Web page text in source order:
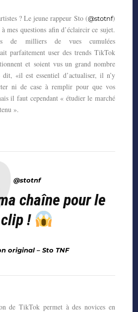
? Le jeune rappeur Sto (@stotnf)
à mesquestions afin d’éclaircir ce sujet.
de milliers de vues cumulées
parfaitement user des trends TikTok
et soient vus un grand nombre
«il est essentiel d’actualiser, il n’y
ni de case à remplir pour que vos
il faut cependant « étudier le marché
».
@stotnf
chaîne pour le
clip !
original – Sto TNF
de TikTok permet à des novices en